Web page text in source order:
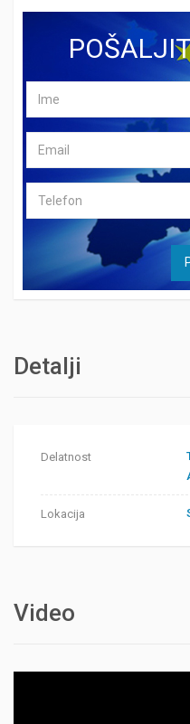
Detalji
Delatnost
Lokacija
Video